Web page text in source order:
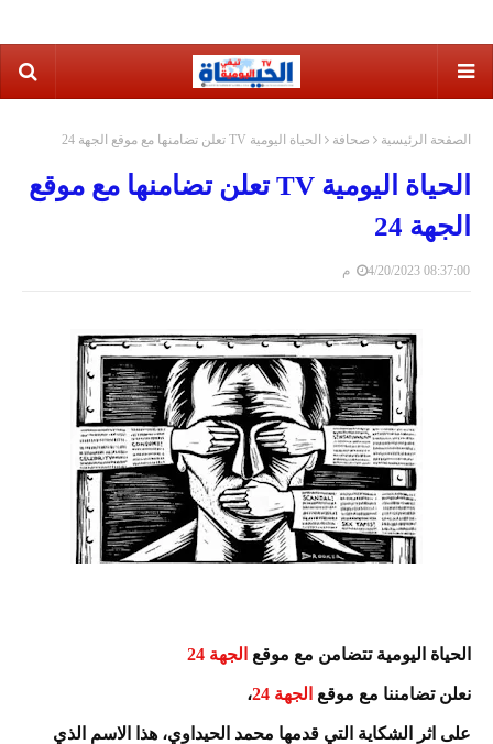
الصفحة الرئيسية صحافة الحياة اليومية TV تعلن تضامنها مع موقع الجهة 24
الحياة اليومية TV تعلن تضامنها مع موقع
الجهة 24
4/20/2023 08:37:00 م
الحياة اليومية تتضامن مع موقع الجهة 24
نعلن تضامننا مع موقع الجهة 24 ،
على اثر الشكاية التي قدمها محمد الحيداوي، هذا الاسم الذي